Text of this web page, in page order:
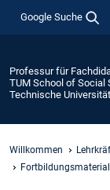
Google Suche
Professur für
TUM School of Social
Technische
Willkommen